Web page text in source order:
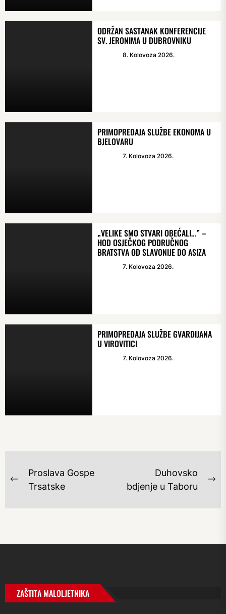
ODRŽAN SASTANAK KONFERENCIJE
SV. JERONIMA U DUBROVNIKU
8. Kolovoza 2026.
PRIMOPREDAJA SLUŽBE EKONOMA U
BJELOVARU
7. Kolovoza 2026.
„VELIKE SMO STVARI OBEĆALI…” –
HOD OSJEČKOG PODRUČNOG
BRATSTVA OD SLAVONIJE DO ASIZA
7. Kolovoza 2026.
PRIMOPREDAJA SLUŽBE GVARDIJANA
U VIROVITICI
7. Kolovoza 2026.
NAVIGACIJA
OBJAVA
Previous
Proslava Gospe
Trsatske
Duhovsko
bdjenje u Taboru
ZAŠTITA MALOLJETNIKA